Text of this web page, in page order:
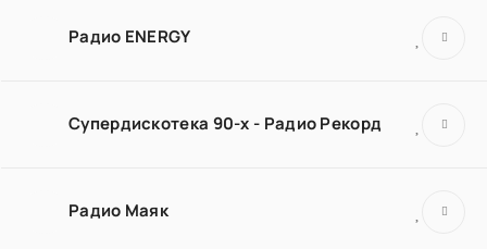
Радио ENERGY
Супердискотека 90-х - Радио Рекорд
Радио Маяк